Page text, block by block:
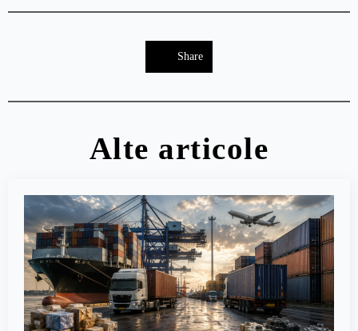
Share
Alte articole